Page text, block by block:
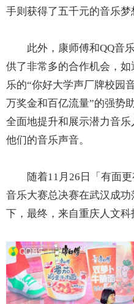
手则获得了五千元的音乐梦
此外，康师傅和QQ音
供了非常多的合作机会，
乐的“你好大学声厂牌校园
万奖金和百亿流量”的强势
全面地提升和展示潜力音
他们的音乐声音。
随着11月26日「有面
音乐大赛总决赛在武汉成
下，最终，来自重庆人文科